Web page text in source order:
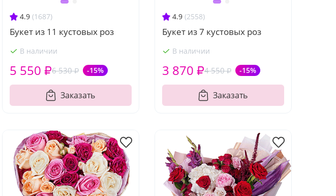
4.9 (1687)
Букет из 11 кустовых роз
В наличии
6 530 ₽ -15%
5 550 ₽
Заказать
4.9 (2558)
Букет из 7 кустовых роз
В наличии
4 550 ₽ -15%
3 870 ₽
Заказать